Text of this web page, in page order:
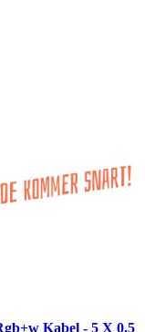
Kabel - 5 X 0,5